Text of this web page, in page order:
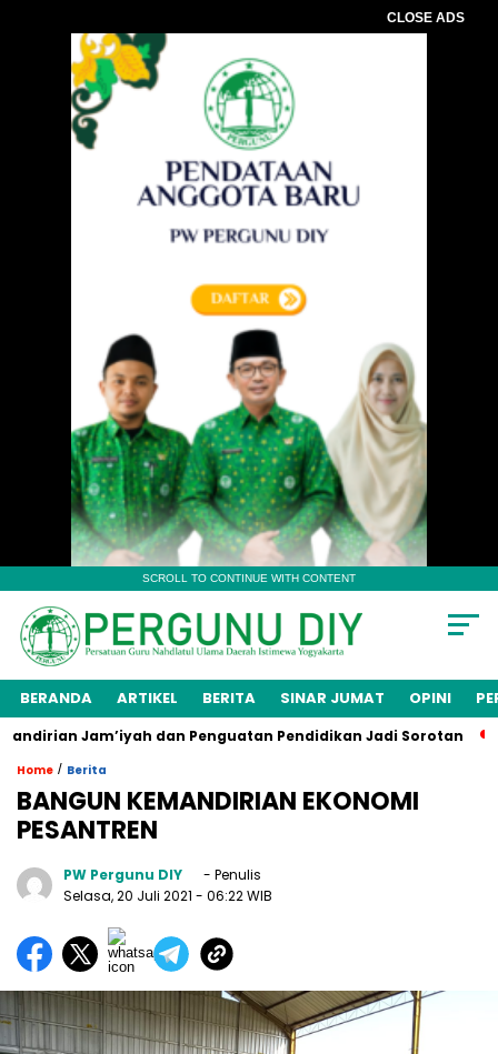
CLOSE ADS
SCROLL TO CONTINUE WITH CONTENT
BERANDA ARTIKEL BERITA SINAR JUMAT OPINI
Jam’iyah dan Penguatan Pendidikan Jadi Sorotan
Home / Berita
BANGUN KEMANDIRIAN EKONOMI
PESANTREN
PW Pergunu DIY
- Penulis
Selasa, 20 Juli 2021 - 06:22 WIB